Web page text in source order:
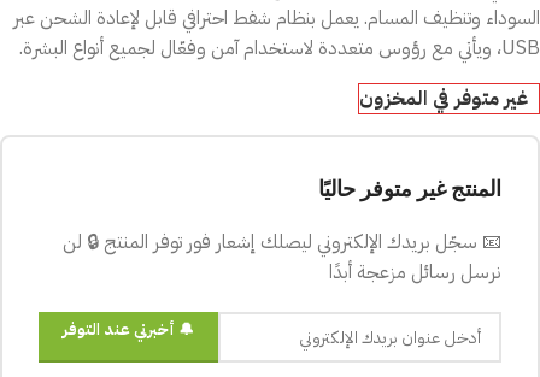
السوداء وتنظيف المسام. يعمل بنظام شفط احترافي قابل لإعادة الشحن عبر
USB، ويأتي مع رؤوس متعددة لاستخدام آمن وفعّال لجميع أنواع البشرة.
غير متوفر في المخزون
المنتج غير متوفر حاليًا
📧 سجّل بريدك الإلكتروني ليصلك إشعار فور توفر المنتج 🔒 لن
نرسل رسائل مزعجة أبدًا
🔔 أخبرني عند التوفر